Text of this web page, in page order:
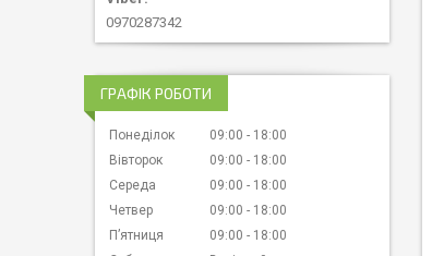
0970287342
ГРАФІК РОБОТИ
Понеділок 09:00
18:00
Вівторок
09:00
18:00
Середа
09:00
18:00
Четвер
09:00
18:00
Пʼятниця
09:00
18:00